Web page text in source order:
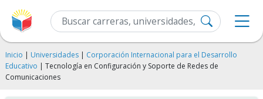
Inicio | Universidades | Corporación Internacional para el Desarrollo
Educativo | Tecnología en Configuración y Soporte de Redes de
Comunicaciones